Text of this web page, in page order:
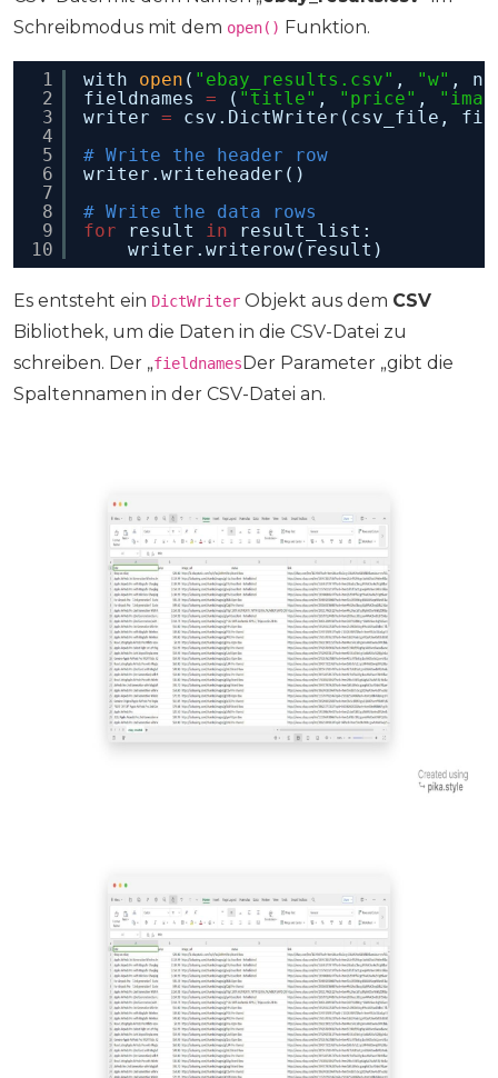
Schreibmodus mit dem open() Funktion.
1
2
3
4
5
6
7
8
9
10
with open ( "ebay_results.csv" , "w" ,
fieldnames = ( "title" , "price" ,
writer =
csv.DictWriter(csv_file,
# Write the header row
writer.writeheader()
# Write the data rows
for
result in
result_list:
writer.writerow(result)
Es entsteht ein DictWriter Objekt aus dem CSV
Bibliothek, um die Daten in die CSV-Datei zu
schreiben. Der „fieldnames Der Parameter „gibt die
Spaltennamen in der CSV-Datei an.